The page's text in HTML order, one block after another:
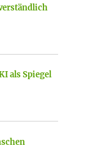
als Spiegel